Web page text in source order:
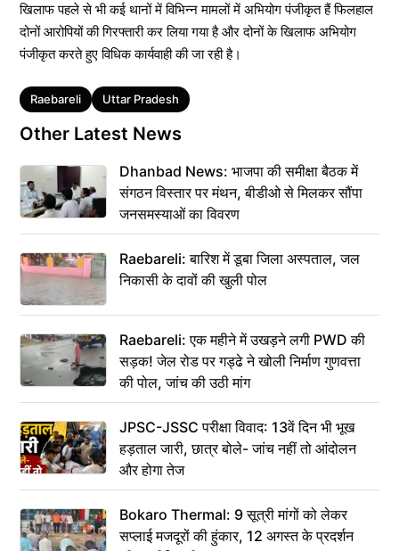
खिलाफ पहले से भी कई थानों में विभिन्न मामलों में अभियोग पंजीकृत हैं फिलहाल
दोनों आरोपियों की गिरफ्तारी कर लिया गया है और दोनों के खिलाफ अभियोग
पंजीकृत करते हुए विधिक कार्यवाही की जा रही है।
Tags
Raebareli Uttar Pradesh
Other Latest News
Dhanbad News: भाजपा की समीक्षा बैठक में
संगठन विस्तार पर मंथन, बीडीओ से मिलकर सौंपा
जनसमस्याओं का विवरण
Raebareli: बारिश में डूबा जिला अस्पताल, जल
निकासी के दावों की खुली पोल
Raebareli: एक महीने में उखड़ने लगी PWD की
सड़क! जेल रोड पर गड्ढे ने खोली निर्माण गुणवत्ता
की पोल, जांच की उठी मांग
JPSC-JSSC परीक्षा विवाद: 13वें दिन भी भूख
हड़ताल जारी, छात्र बोले- जांच नहीं तो आंदोलन
और होगा तेज
Bokaro Thermal: 9 सूत्री मांगों को लेकर
सप्लाई मजदूरों की हुंकार, 12 अगस्त के प्रदर्शन